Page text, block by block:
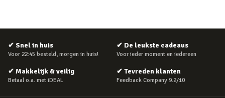
✔ Snel in huis
Voor 22:45 besteld, morgen in huis!
✔ De leukste cadeaus
Voor ieder moment en iedereen
✔ Makkelijk & veilig
Betaal o.a. met iDEAL
✔ Tevreden klanten
Feedback Company 9.2/10